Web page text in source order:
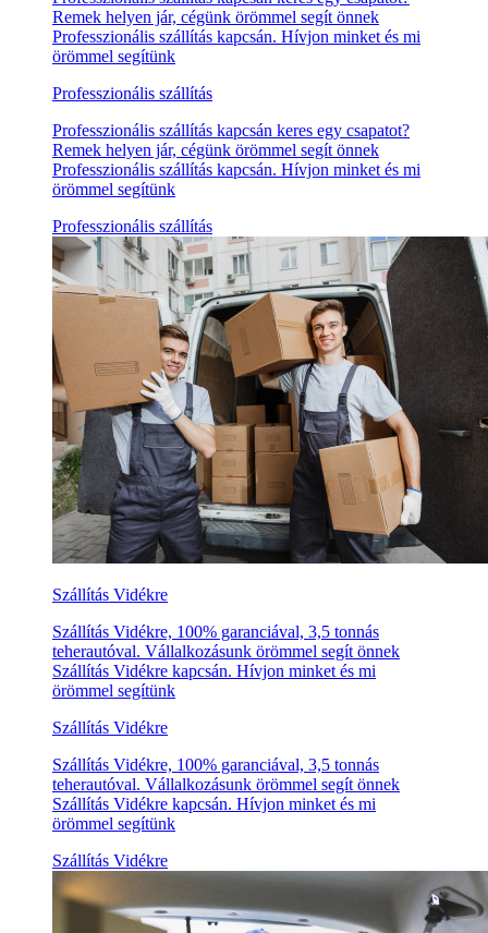
Remek helyen jár, cégünk örömmel segít önnek
Professzionális szállítás kapcsán. Hívjon minket és mi
örömmel segítünk
Professzionális szállítás
Professzionális szállítás kapcsán keres egy csapatot?
Remek helyen jár, cégünk örömmel segít önnek
Professzionális szállítás kapcsán. Hívjon minket és mi
örömmel segítünk
Professzionális szállítás
Szállítás Vidékre
Szállítás Vidékre, 100% garanciával, 3,5 tonnás
teherautóval. Vállalkozásunk örömmel segít önnek
Szállítás Vidékre kapcsán. Hívjon minket és mi
örömmel segítünk
Szállítás Vidékre
Szállítás Vidékre, 100% garanciával, 3,5 tonnás
teherautóval. Vállalkozásunk örömmel segít önnek
Szállítás Vidékre kapcsán. Hívjon minket és mi
örömmel segítünk
Szállítás Vidékre